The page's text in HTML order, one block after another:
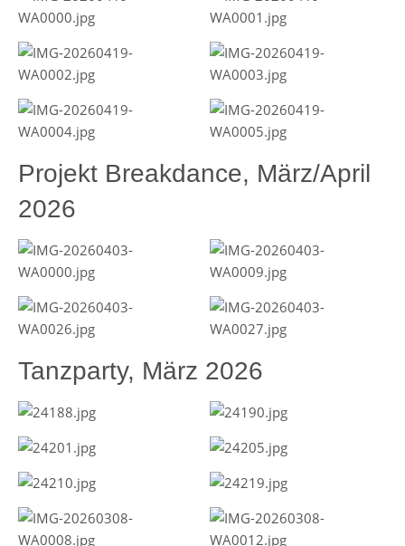
Projekt Breakdance, März/April
2026
Tanzparty, März 2026